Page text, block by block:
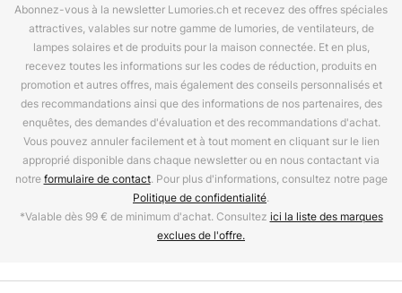
Abonnez-vous à la newsletter Lumories.ch et recevez des offres spéciales
attractives, valables sur notre gamme de lumories, de ventilateurs, de
lampes solaires et de produits pour la maison connectée. Et en plus,
recevez toutes les informations sur les codes de réduction, produits en
promotion et autres offres, mais également des conseils personnalisés et
des recommandations ainsi que des informations de nos partenaires, des
enquêtes, des demandes d'évaluation et des recommandations d'achat.
Vous pouvez annuler facilement et à tout moment en cliquant sur le lien
approprié disponible dans chaque newsletter ou en nous contactant via
notreformulaire de contact. Pour plus d'informations, consultez notre page
Politique de confidentialité.
*Valable dès 99 € de minimum d'achat. Consultez ici la liste des marques
exclues de l'offre.